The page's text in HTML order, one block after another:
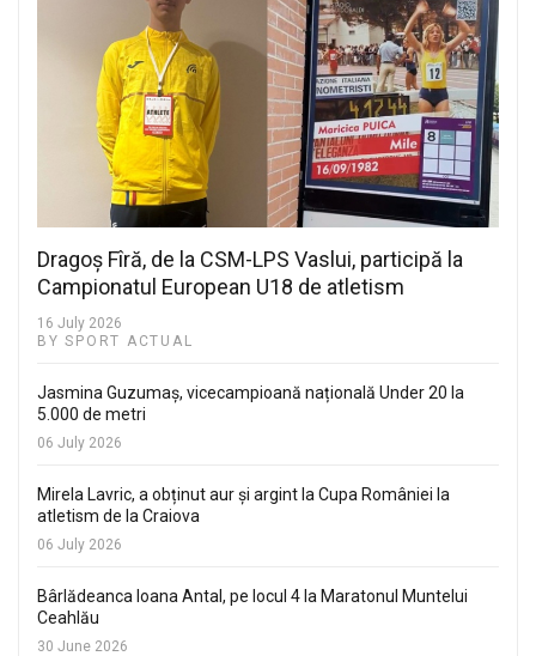
Dragoș Fîră, de la CSM-LPS Vaslui, participă la
Campionatul European U18 de atletism
16 July 2026
BY SPORT ACTUAL
Jasmina Guzumaș, vicecampioană națională Under 20 la
5.000 de metri
06 July 2026
Mirela Lavric, a obținut aur și argint la Cupa României la
atletism de la Craiova
06 July 2026
Bârlădeanca Ioana Antal, pe locul 4 la Maratonul Muntelui
Ceahlău
30 June 2026